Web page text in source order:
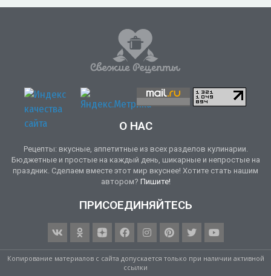
О НАС
Рецепты: вкусные, аппетитные из всех разделов кулинарии.
Бюджетные и простые на каждый день, шикарные и непростые на
праздник. Сделаем вместе этот мир вкуснее! Хотите стать нашим
автором? Пишите!
ПРИСОЕДИНЯЙТЕСЬ
Копирование материалов с сайта допускается только при наличии активной
ссылки